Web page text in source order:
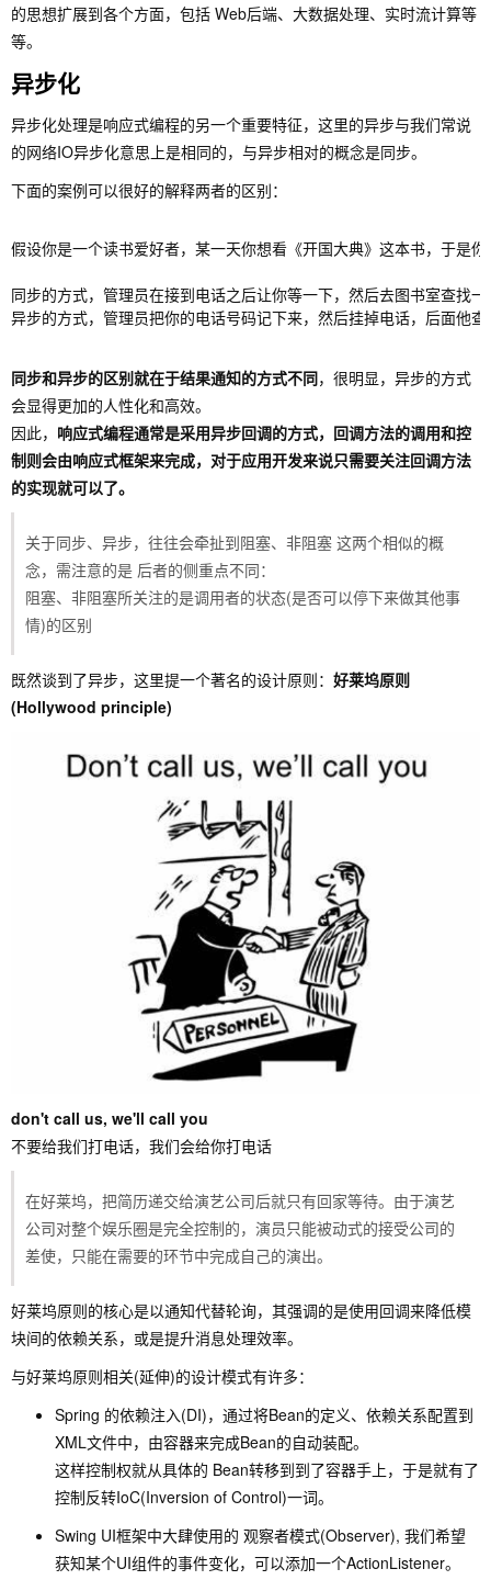
的思想扩展到各个方面，包括 Web后端、大数据处理、实时流计算等
等。
异步化
异步化处理是响应式编程的另一个重要特征，这里的异步与我们常说
的网络IO异步化意思上是相同的，与异步相对的概念是同步。
下面的案例可以很好的解释两者的区别：
假设你是一个读书爱好者，某一天你想看《开国大典》这本书，于是
同步的方式，管理员在接到电话之后让你等一下，然后去图书室查找
异步的方式，管理员把你的电话号码记下来，然后挂掉电话，后面他
同步和异步的区别就在于结果通知的方式不同，很明显，异步的方式
会显得更加的人性化和高效。
因此， 响应式编程通常是采用异步回调的方式，回调方法的调用和控
制则会由响应式框架来完成，对于应用开发来说只需要关注回调方法
的实现就可以了。
关于同步、异步，往往会牵扯到阻塞、非阻塞 这两个相似的概
念，需注意的是 后者的侧重点不同：
阻塞、非阻塞所关注的是调用者的状态(是否可以停下来做其他事
情)的区别
既然谈到了异步，这里提一个著名的设计原则： 好莱坞原则
(Hollywood principle)
don't call us, we'll call you
不要给我们打电话，我们会给你打电话
在好莱坞，把简历递交给演艺公司后就只有回家等待。由于演艺
公司对整个娱乐圈是完全控制的，演员只能被动式的接受公司的
差使，只能在需要的环节中完成自己的演出。
好莱坞原则的核心是以通知代替轮询，其强调的是使用回调来降低模
块间的依赖关系，或是提升消息处理效率。
与好莱坞原则相关(延伸)的设计模式有许多：
Spring 的依赖注入(DI)，通过将Bean的定义、依赖关系配置到
XML文件中，由容器来完成Bean的自动装配。
这样控制权就从具体的 Bean转移到到了容器手上，于是就有了
控制反转IoC(Inversion of Control)一词。
Swing UI框架中大肆使用的 观察者模式(Observer), 我们希望
获知某个UI组件的事件变化，可以添加一个ActionListener。